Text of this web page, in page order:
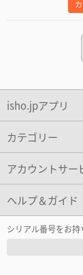
isho.jpアプリ
カテゴリー
アカウントサー
ヘルプ＆ガイド
シリアル番号をお持